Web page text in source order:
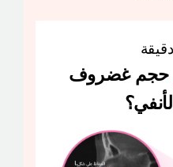
حجم غضروف